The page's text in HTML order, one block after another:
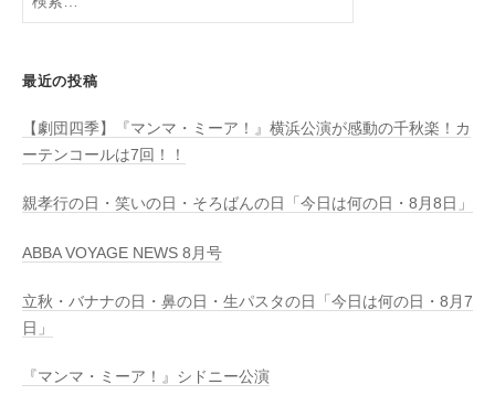
最近の投稿
【劇団四季】『マンマ・ミーア！』横浜公演が感動の千秋楽！カ
ーテンコールは7回！！
親孝行の日・笑いの日・そろばんの日「今日は何の日・8月8日」
ABBA VOYAGE NEWS 8月号
立秋・バナナの日・鼻の日・生パスタの日「今日は何の日・8月7
日」
『マンマ・ミーア！』シドニー公演